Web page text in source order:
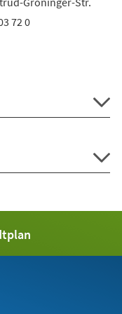
72 0